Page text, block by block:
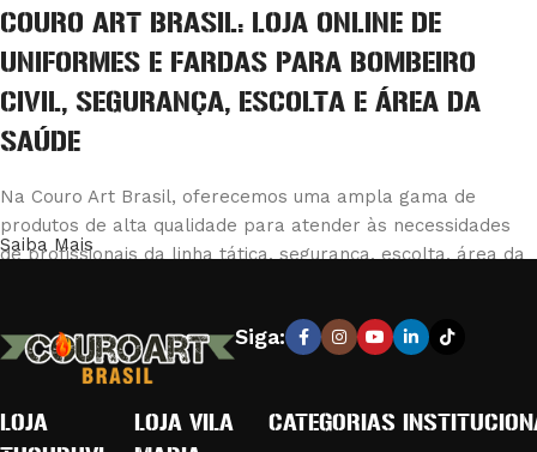
COURO ART BRASIL: LOJA ONLINE DE
UNIFORMES E FARDAS PARA BOMBEIRO
CIVIL, SEGURANÇA, ESCOLTA E ÁREA DA
SAÚDE
Na Couro Art Brasil, oferecemos uma ampla gama de
produtos de alta qualidade para atender às necessidades
de profissionais da linha tática, segurança, escolta, área da
que combinam durabilidade e conforto, garantindo a máxima
eficiência e segurança em suas operações.
PRODUTOS DE QUALIDADE PARA
Saiba Mais
Siga:
LOJA
LOJA VILA
CATEGORIAS